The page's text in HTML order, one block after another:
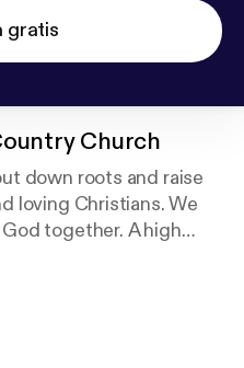
gratis
Church
down roots and raise
loving Christians. We
together. A high
God has wonderful
is helping you
it out to its fullest